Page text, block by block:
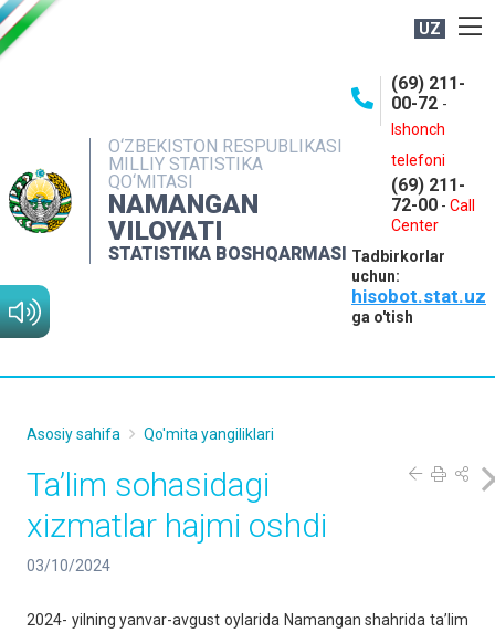
UZ
O‘ZBEKISTON RESPUBLIKASI
MILLIY STATISTIKA
QO‘MITASI
NAMANGAN
VILOYATI
STATISTIKA BOSHQARMASI
(69) 211-
00-72 -
Ishonch
telefoni
(69) 211-
72-00 - Call
Center
Tadbirkorlar
uchun:
hisobot.stat.uz
ga o'tish
NASHRLAR
INTERAKTIV XIZMATLAR
MATBUOT XIZMATI
MUROJAATLAR
Asosiy sahifa Qo'mita yangiliklari
Ta’lim sohasidagi
xizmatlar hajmi oshdi
03/10/2024
2024- yilning yanvar-avgust oylarida Namangan shahrida ta’lim